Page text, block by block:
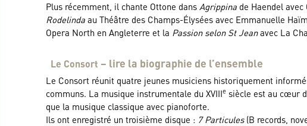
Plus récemment, il chante Ottone dansAgrippina de Haendel
Rodelinda au Théâtre des Champs-Élysées avec Emmanuelle
Opera North en Angleterre et la Passion selon St Jeanavec La
Le Consort – lire la biographie de l’ensemble
Le Consort réunit quatre jeunes musiciens historiquement
communs. La musique instrumentale du XVIIIe siècle est au cœur
que la musique classique avec pianoforte.
Ils ont enregistré un troisième disque : 7 Particules(B records,